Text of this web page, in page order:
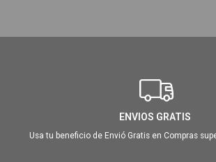
ENVIOS GRATIS
Usa tu beneficio de Envió Gratis en Compras